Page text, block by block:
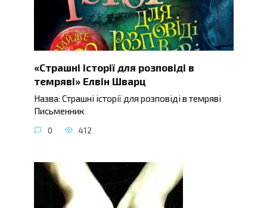
«Страшні історії для розповіді в
темряві» Елвін Шварц
Назва: Страшні історії для розповіді в темряві
Письменник
0 412